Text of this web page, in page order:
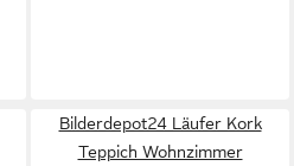
Bilderdepot24 Läufer Kork
Teppich Wohnzimmer